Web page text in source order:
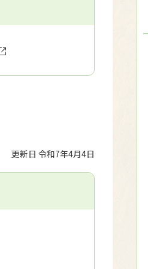
更新日 令和7年4月4日